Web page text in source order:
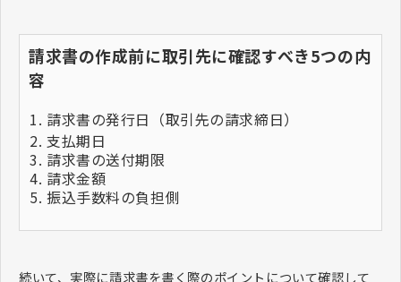
請求書の作成前に取引先に確認すべき5つの内
容
請求書の発行日（取引先の請求締日）
支払期日
請求書の送付期限
請求金額
振込手数料の負担側
続いて、実際に請求書を書く際のポイントについて確認して